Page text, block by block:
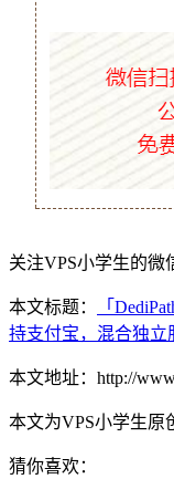
关注VPS小学生的微
本文标题：
「
持支付宝，混合独立
本文地址：http://
本文为VPS小学生原
猜你喜欢：